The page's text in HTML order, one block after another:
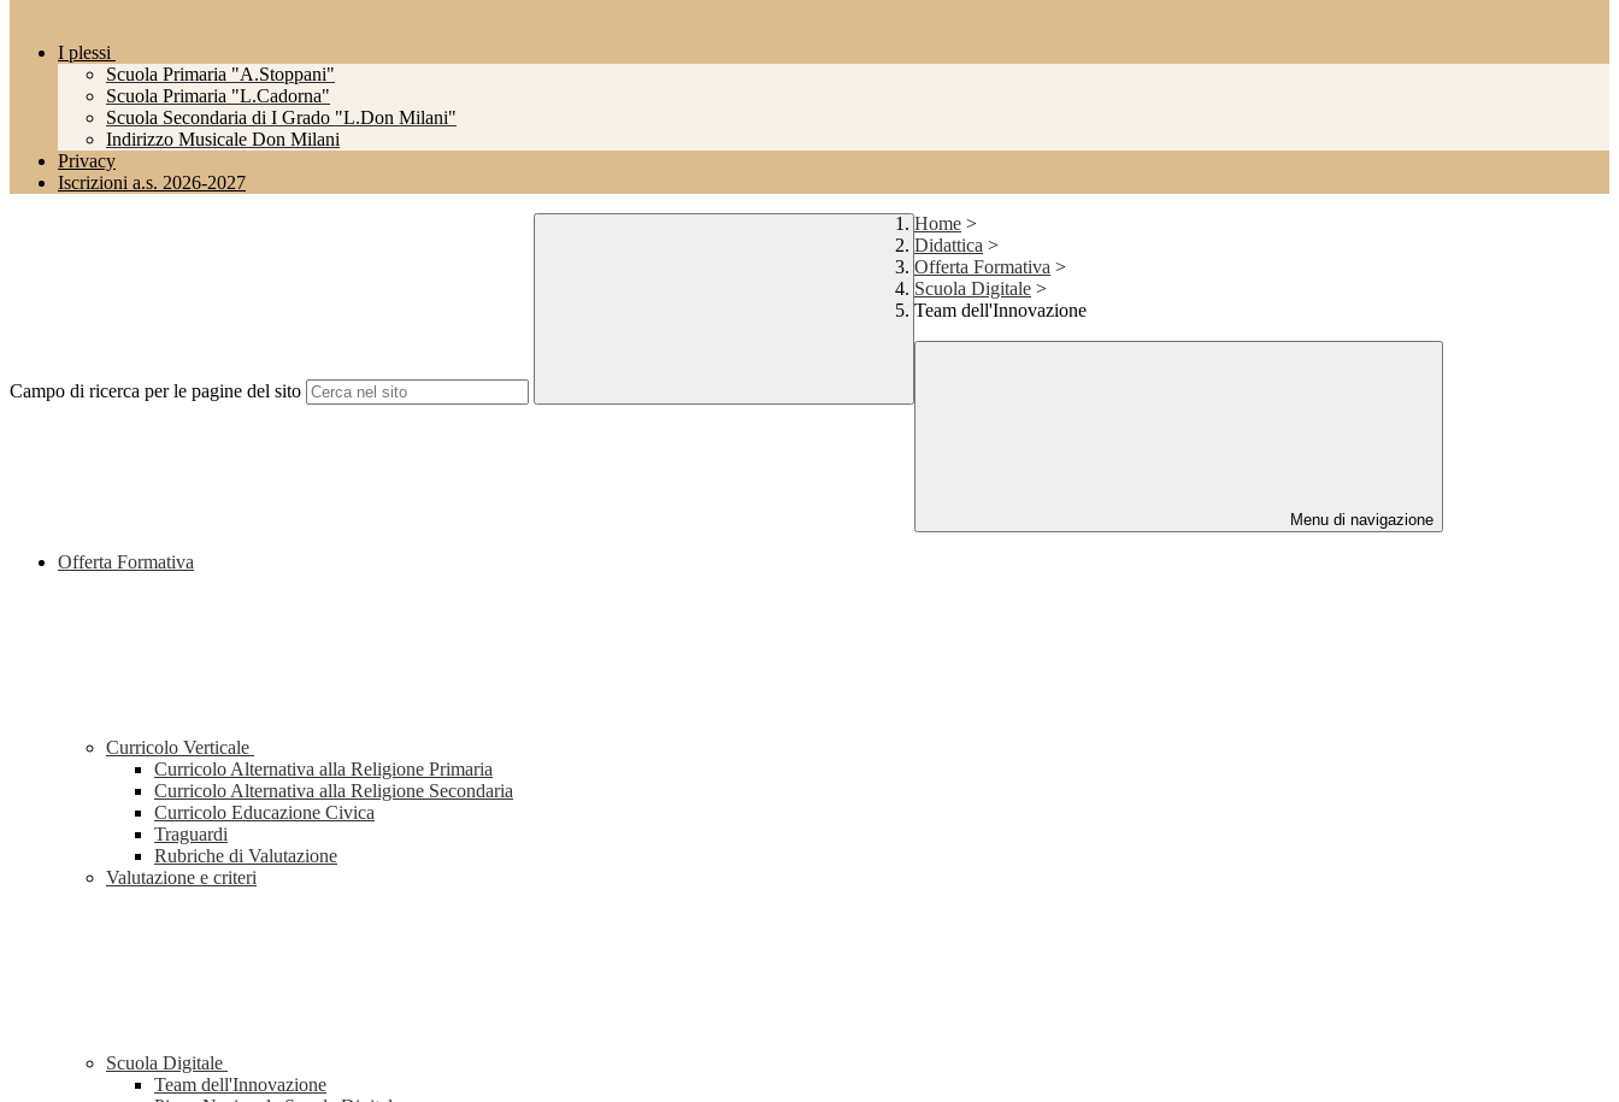
I plessi
Scuola Primaria "A.Stoppani"
Scuola Primaria "L.Cadorna"
Scuola Secondaria di I Grado "L.Don Milani"
Indirizzo Musicale Don Milani
Privacy
Iscrizioni a.s. 2026-2027
Campo di ricerca per le pagine del sito
Home >
Didattica >
Offerta Formativa >
Scuola Digitale >
Team dell'Innovazione
Menu di navigazione
Offerta Formativa
Curricolo Verticale
Curricolo Alternativa alla Religione Primaria
Curricolo Alternativa alla Religione Secondaria
Curricolo Educazione Civica
Traguardi
Rubriche di Valutazione
Valutazione e criteri
Scuola Digitale
Team dell'Innovazione